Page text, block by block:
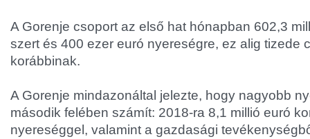
A Gorenje csoport az első hat hónapban 602,3
szert és 400 ezer euró nyereségre, ez alig tizede
korábbinak.
A Gorenje mindazonáltal jelezte, hogy nagyobb
második felében számít: 2018-ra 8,1 millió euró
nyereséggel, valamint a gazdasági